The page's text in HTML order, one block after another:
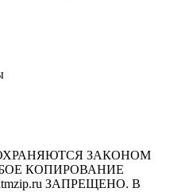
ЗАКОНОМ
КОПИРОВАНИЕ
ЗАПРЕЩЕНО. В